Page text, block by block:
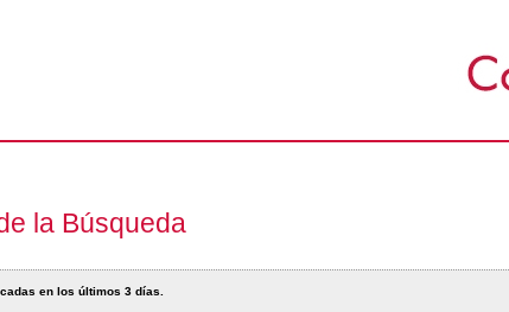
la Búsqueda
en los últimos 3 días.